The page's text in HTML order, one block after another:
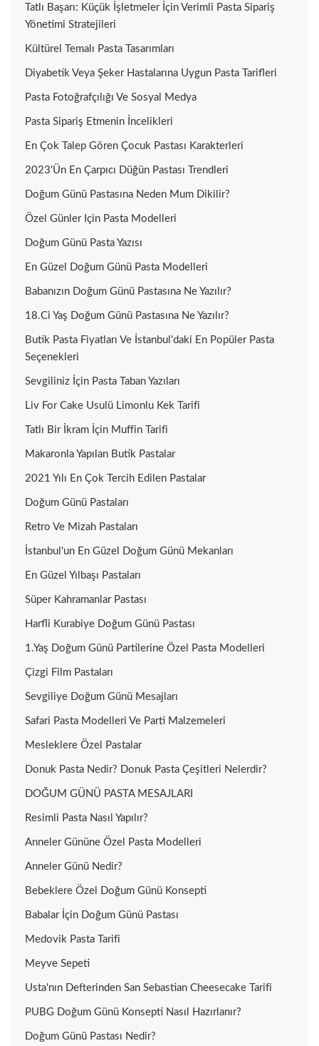
Tatlı Başarı: Küçük İşletmeler İçin Verimli Pasta Sipariş
Yönetimi Stratejileri
Kültürel Temalı Pasta Tasarımları
Diyabetik Veya Şeker Hastalarına Uygun Pasta Tarifleri
Pasta Fotoğrafçılığı Ve Sosyal Medya
Pasta Sipariş Etmenin İncelikleri
En Çok Talep Gören Çocuk Pastası Karakterleri
2023'ün En Çarpıcı Düğün Pastası Trendleri
Doğum Günü Pastasına Neden Mum Dikilir?
Özel Günler Için Pasta Modelleri
Doğum Günü Pasta Yazısı
En Güzel Doğum Günü Pasta Modelleri
Babanızın Doğum Günü Pastasına Ne Yazılır?
18.ci Yaş Doğum Günü Pastasına Ne Yazılır?
Butik Pasta Fiyatları Ve İstanbul'daki En Popüler Pasta
Seçenekleri
Sevgiliniz İçin Pasta Taban Yazıları
Liv For Cake Usulü Limonlu Kek Tarifi
Tatlı Bir İkram İçin Muffin Tarifi
Makaronla Yapılan Butik Pastalar
2021 Yılı En Çok Tercih Edilen Pastalar
Doğum Günü Pastaları
Retro Ve Mizah Pastaları
İstanbul'un En Güzel Doğum Günü Mekanları
En Güzel Yılbaşı Pastaları
Süper Kahramanlar Pastası
Harfli Kurabiye Doğum Günü Pastası
1.Yaş Doğum Günü Partilerine Özel Pasta Modelleri
Çizgi Film Pastaları
Sevgiliye Doğum Günü Mesajları
Safari Pasta Modelleri Ve Parti Malzemeleri
Mesleklere Özel Pastalar
Donuk Pasta Nedir? Donuk Pasta Çeşitleri Nelerdir?
DOĞUM GÜNÜ PASTA MESAJLARI
Resimli Pasta Nasıl Yapılır?
Anneler Gününe Özel Pasta Modelleri
Anneler Günü Nedir?
Bebeklere Özel Doğum Günü Konsepti
Babalar İçin Doğum Günü Pastası
Medovik Pasta Tarifi
Meyve Sepeti
Usta'nın Defterinden San Sebastian Cheesecake Tarifi
PUBG Doğum Günü Konsepti Nasıl Hazırlanır?
Doğum Günü Pastası Nedir?